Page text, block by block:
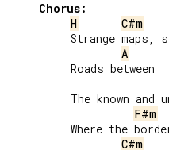
Chorus:
H
C#m
Strange maps,
A
     Roads between
The known and
F#m
Where the
C#m